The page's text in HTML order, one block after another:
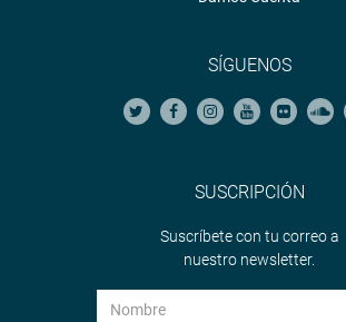
SÍGUENOS
SUSCRIPCIÓN
Suscríbete con tu correo a
nuestro newsletter.